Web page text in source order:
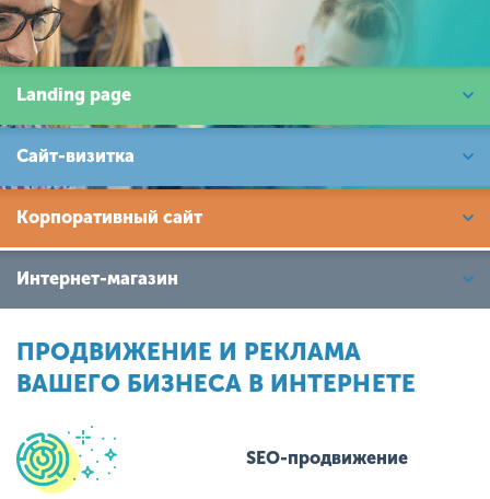
Landing page
Сайт-визитка
Корпоративный сайт
Интернет-магазин
ПРОДВИЖЕНИЕ И РЕКЛАМА
ВАШЕГО БИЗНЕСА В ИНТЕРНЕТЕ
SEO-продвижение